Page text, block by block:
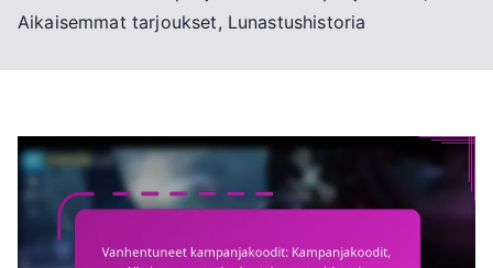
Aikaisemmat tarjoukset, Lunastushistoria